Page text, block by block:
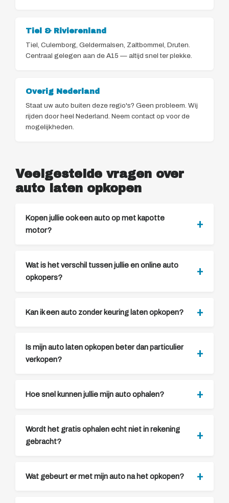
Tiel & Rivierenland
Tiel, Culemborg, Geldermalsen, Zaltbommel, Druten.
Centraal gelegen aan de A15 — altijd snel ter plekke.
Overig Nederland
Staat uw auto buiten deze regio's? Geen probleem. Wij
rijden door heel Nederland. Neem contact op voor de
mogelijkheden.
Veelgestelde vragen over
auto laten opkopen
Kopen jullie ook een auto op met kapotte
motor?
Wat is het verschil tussen jullie en online auto
opkopers?
Kan ik een auto zonder keuring laten opkopen?
Is mijn auto laten opkopen beter dan particulier
verkopen?
Hoe snel kunnen jullie mijn auto ophalen?
Wordt het gratis ophalen echt niet in rekening
gebracht?
Wat gebeurt er met mijn auto na het opkopen?